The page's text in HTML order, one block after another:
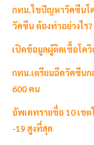
กทม.ไขปัญหาวัคซีนโ
วัคซีน ต้องทำอย่างไร?
เปิดข้อมูลผู้ติดเชื้อโควิ
กทม.เตรียมฉีดวัคซีนก
600 คน
อัพเดทรายชื่อ 10 เข
-19 สูงที่สุด